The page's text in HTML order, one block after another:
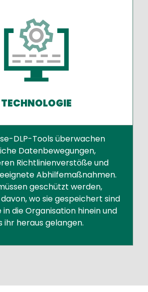
TECHNOLOGIE
DLP-Tools überwachen
Datenbewegungen,
Richtlinienverstöße und
Abhilfemaßnahmen.
geschützt werden,
wo sie gespeichert sind
in die Organisation hinein und
ihr heraus gelangen.